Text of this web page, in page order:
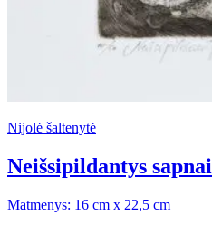
Nijolė šaltenytė
Neišsipildantys sapnai
Matmenys: 16 cm x 22,5 cm